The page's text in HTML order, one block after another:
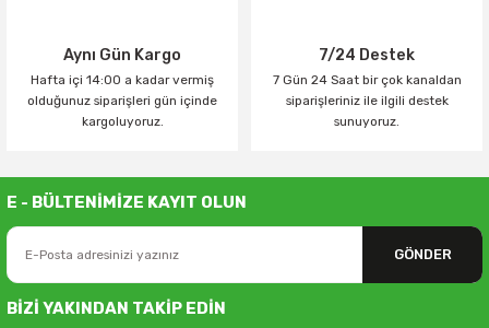
Aynı Gün Kargo
Hafta içi 14:00 a kadar vermiş
olduğunuz siparişleri gün içinde
kargoluyoruz.
7/24 Destek
7 Gün 24 Saat bir çok kanaldan
siparişleriniz ile ilgili destek
sunuyoruz.
E - BÜLTENİMİZE KAYIT OLUN
GÖNDER
BİZİ YAKINDAN TAKİP EDİN